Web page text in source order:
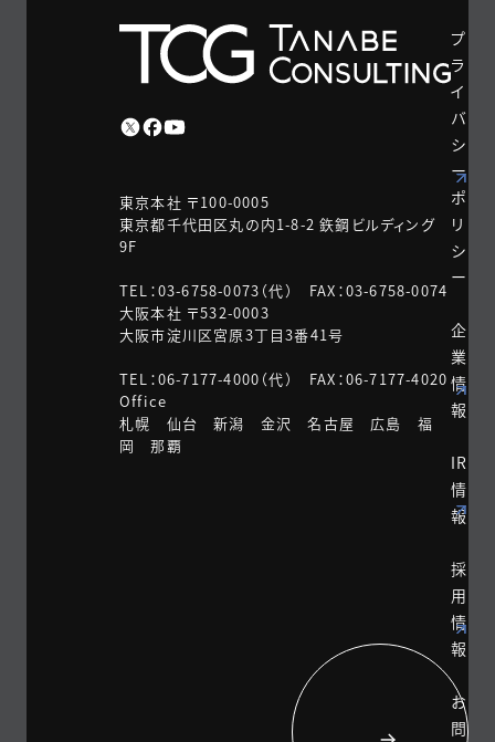
東京本社 〒100-0005
東京都千代田区丸の内1-8-2 鉃鋼ビルディング
9F
TEL：03-6758-0073（代） FAX：03-6758-0074
大阪本社 〒532-0003
大阪市淀川区宮原3丁目3番41号
TEL：06-7177-4000（代） FAX：06-7177-4020
Office
札幌 仙台 新潟 金沢 名古屋 広島 福
岡 那覇
プ
ラ
イ
バ
シ
ー
ポ
リ
シ
ー
企
業
情
報
IR
情
報
採
用
情
報
お
問